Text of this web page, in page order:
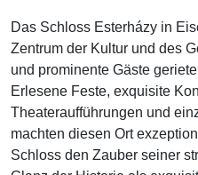
Das Schloss Esterházy in
Zentrum der Kultur und des
und prominente Gäste
Erlesene Feste, exquisite
Theateraufführungen und
machten diesen Ort
Schloss den Zauber seiner